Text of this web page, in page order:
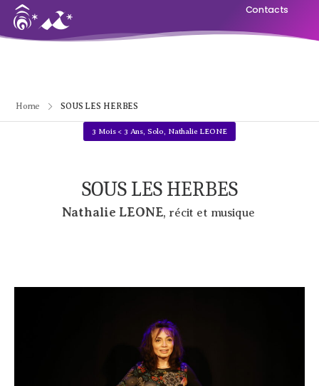
Contacts
Home SOUS LES HERBES
3 Mois < 3 Ans Solo Nathalie LEONE
SOUS LES HERBES
Nathalie LEONE, récit et musique